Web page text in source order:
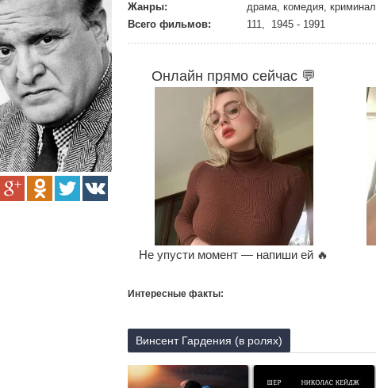
Жанры:
драма, комедия, криминал
Всего фильмов:
111, 1945 - 1991
Онлайн прямо сейчас 💬
Не упусти момент — напиши ей 🔥
Интересные факты:
Винсент Гардения (в ролях)